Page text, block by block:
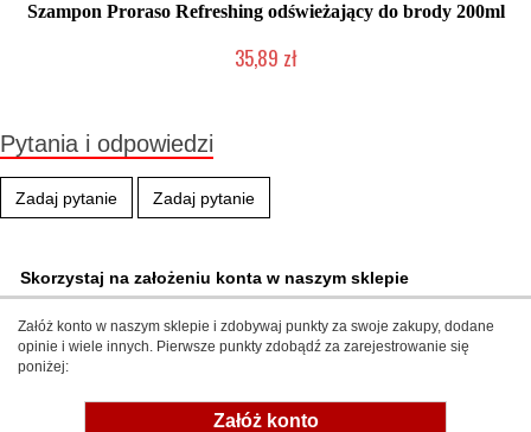
Szampon Proraso Refreshing odświeżający do brody 200ml
35,89 zł
Pytania i odpowiedzi
Zadaj pytanie Zadaj pytanie
Skorzystaj na założeniu konta w naszym sklepie
Załóż konto w naszym sklepie i zdobywaj punkty za swoje zakupy, dodane
opinie i wiele innych. Pierwsze punkty zdobądź za zarejestrowanie się
poniżej:
Załóż konto